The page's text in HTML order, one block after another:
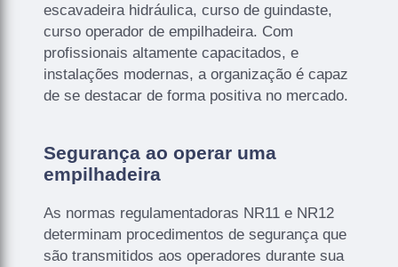
escavadeira hidráulica, curso de guindaste,
curso operador de empilhadeira. Com
profissionais altamente capacitados, e
instalações modernas, a organização é capaz
de se destacar de forma positiva no mercado.
Segurança ao operar uma
empilhadeira
As normas regulamentadoras NR11 e NR12
determinam procedimentos de segurança que
são transmitidos aos operadores durante sua